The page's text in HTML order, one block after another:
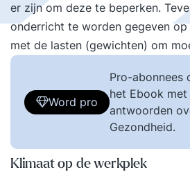
er zijn om deze te beperken.
onderricht te worden gegeven
met de lasten (gewichten) om
Word pro
Pro-abonnees
het Ebook
antwoorden
Gezondheid.
Klimaat op de werkplek